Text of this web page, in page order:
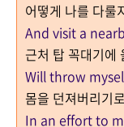
어떻게 나를 다룰
And visit a
근처 탑 꼭대기에
Will throw
몸을 던져버리기로
In an effort to